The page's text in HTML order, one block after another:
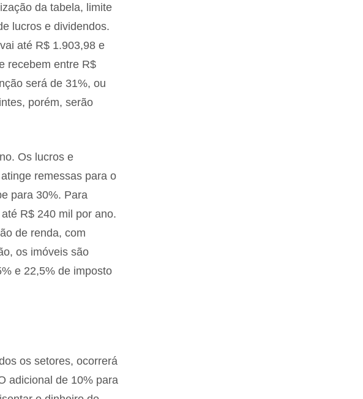
da tabela, limite
lucros e dividendos.
até R$ 1.903,98 e
recebem entre R$
será de 31%, ou
porém, serão
Os lucros e
remessas para o
para 30%. Para
R$ 240 mil por ano.
de renda, com
os imóveis são
e 22,5% de imposto
os setores, ocorrerá
adicional de 10% para